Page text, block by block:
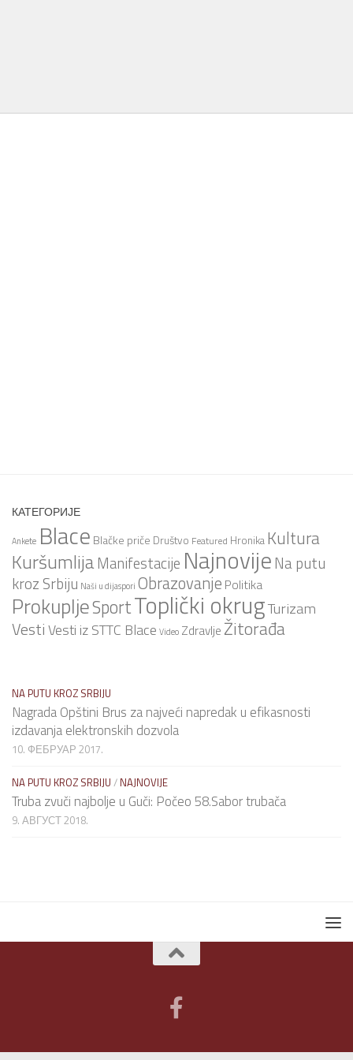
КАТЕГОРИЈЕ
Ankete Blace Blačke priče Društvo Featured Hronika Kultura
KuršumlijaManifestacije NajnovijeNa putu
kroz Srbiju Naši u dijaspori Obrazovanje Politika
ProkupljeSportToplički okrugTurizam
VestiVesti iz STTC Blace Video Zdravlje Žitorađa
NA PUTU KROZ SRBIJU
Nagrada Opštini Brus za najveći napredak u efikasnosti
izdavanja elektronskih dozvola
10. ФЕБРУАР 2017.
NA PUTU KROZ SRBIJU / NAJNOVIJE
Truba zvuči najbolje u Guči: Počeo 58.Sabor trubača
9. АВГУСТ 2018.